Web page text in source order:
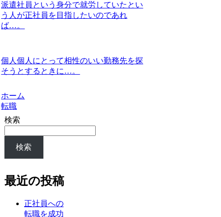
派遣社員という身分で就労していたとい
う人が正社員を目指したいのであれ
ば…。
個人個人にとって相性のいい勤務先を探
そうとするときに…。
ホーム
転職
検索
検索
最近の投稿
正社員への
転職を成功